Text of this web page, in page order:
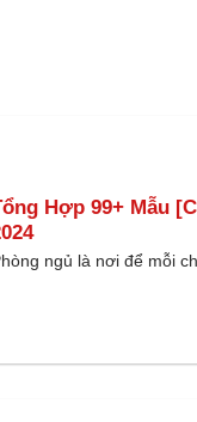
Hợp 99+ Mẫu
ngủ là nơi để mỗi